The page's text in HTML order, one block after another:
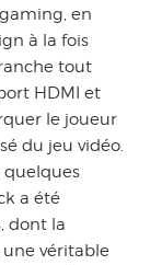
en
à la fois
tout
HDMI et
le joueur
du jeu vidéo.
quelques
a été
dont la
une véritable